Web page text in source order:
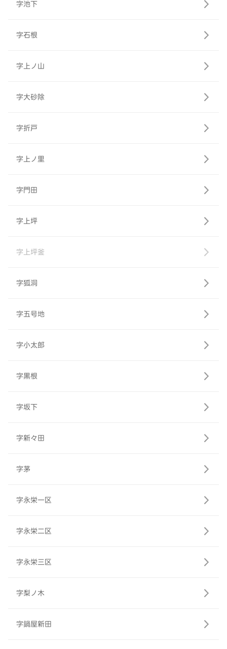
字池下
字石根
字上ノ山
字大砂除
字折戸
字上ノ里
字門田
字上坪
字上坪釜
字狐洞
字五号地
字小太郎
字黒根
字坂下
字新々田
字茅
字永栄一区
字永栄二区
字永栄三区
字梨ノ木
字鍋屋新田